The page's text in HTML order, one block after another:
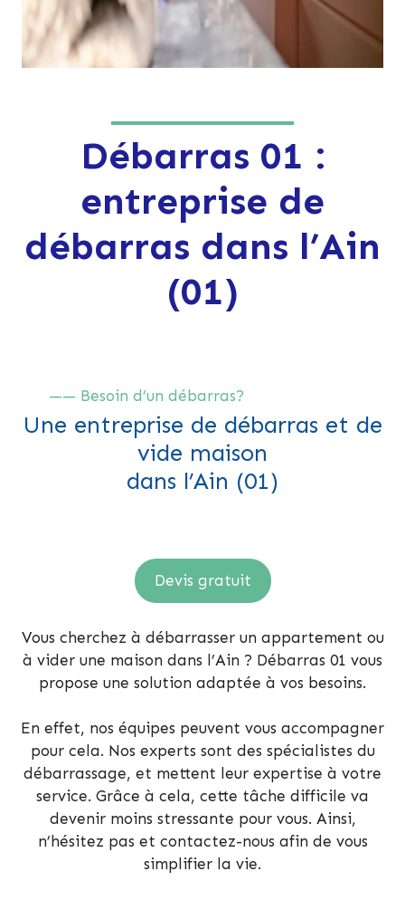
Débarras 01 :
entreprise de
débarras dans l’Ain
(01)
—— Besoin d’un débarras?
Une entreprise de débarras et de
vide maison
dans l’Ain (01)
Devis gratuit
Vous cherchez à débarrasser un appartement ou
à vider une maison dans l’Ain ? Débarras 01 vous
propose une solution adaptée à vos besoins.
En effet, nos équipes peuvent vous accompagner
pour cela. Nos experts sont des spécialistes du
débarrassage, et mettent leur expertise à votre
service. Grâce à cela, cette tâche difficile va
devenir moins stressante pour vous. Ainsi,
n’hésitez pas et contactez-nous afin de vous
simplifier la vie.